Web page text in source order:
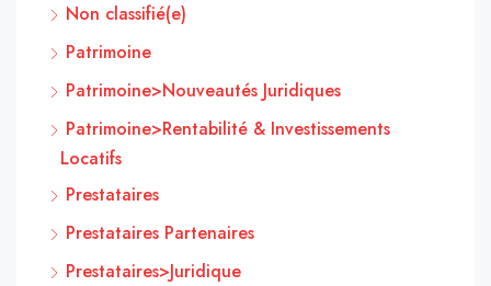
Non classifié(e)
Patrimoine
Patrimoine>Nouveautés Juridiques
Patrimoine>Rentabilité & Investissements
Locatifs
Prestataires
Prestataires Partenaires
Prestataires>Juridique